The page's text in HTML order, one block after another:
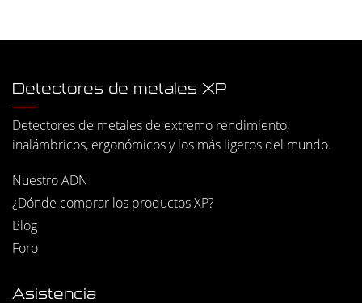
Detectores de metales XP
Detectores de metales de extremo rendimiento,
inalámbricos, ergonómicos y los más ligeros del mundo.
Nuestro ADN
¿Dónde comprar los productos XP?
Blog
Foro
Asistencia